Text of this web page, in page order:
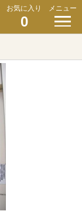
お気に入り
0
メニュー